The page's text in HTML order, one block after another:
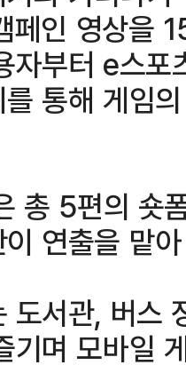
페인 영상을
자부터 e스
통해 게임
총 5편의 숏
연출을 맡
도서관, 버스
기며 모바일